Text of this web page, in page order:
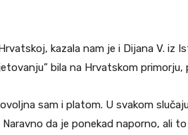
kazala nam je i Dijana V. iz
bila na Hrvatskom primorju,
sam i platom. U svakom
da je ponekad naporno, ali